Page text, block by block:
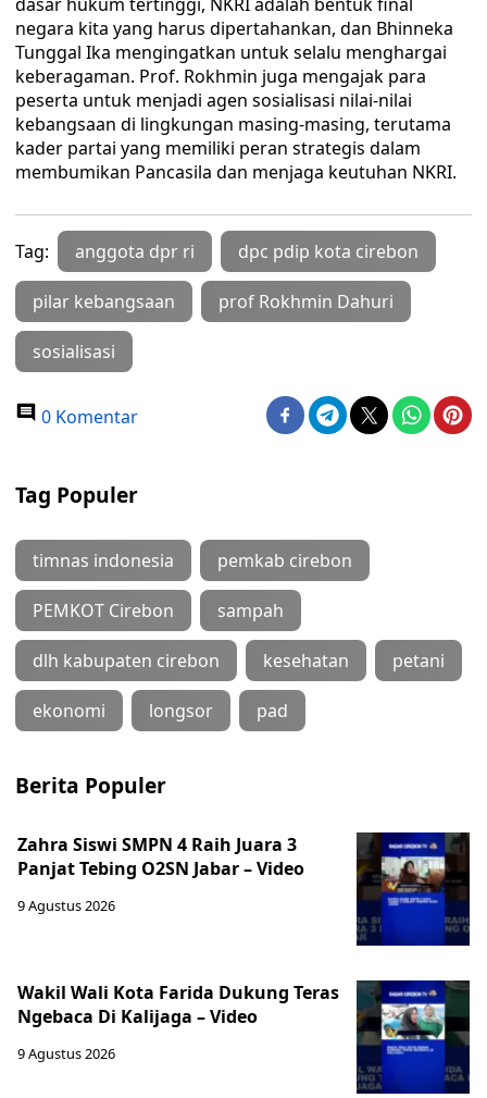
negara kita yang harus dipertahankan, dan Bhinneka
Tunggal Ika mengingatkan untuk selalu menghargai
keberagaman. Prof. Rokhmin juga mengajak para
peserta untuk menjadi agen sosialisasi nilai-nilai
kebangsaan di lingkungan masing-masing, terutama
kader partai yang memiliki peran strategis dalam
membumikan Pancasila dan menjaga keutuhan NKRI.
Tag: anggota dpr ri dpc pdip kota cirebon
pilar kebangsaan prof Rokhmin Dahuri
sosialisasi
0 Komentar
Tag Populer
timnas indonesia pemkab cirebon
PEMKOT Cirebon sampah
dlh kabupaten cirebon kesehatan petani
ekonomi longsor pad
Berita Populer
Zahra Siswi SMPN 4 Raih Juara 3
Panjat Tebing O2SN Jabar – Video
9 Agustus 2026
Wakil Wali Kota Farida Dukung Teras
Ngebaca Di Kalijaga – Video
9 Agustus 2026